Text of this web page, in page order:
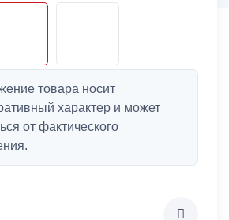
товара носит
характер и может
от фактического